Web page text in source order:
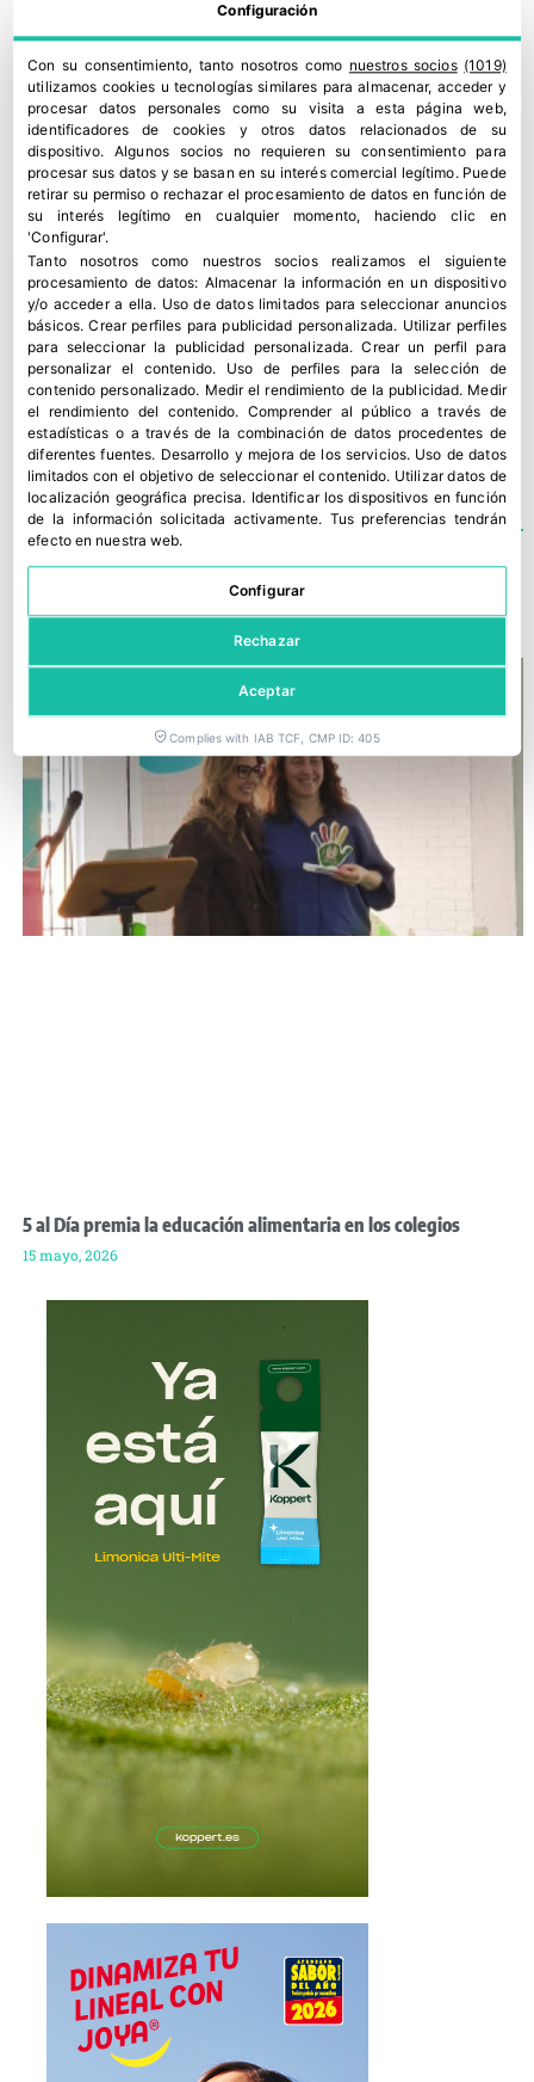
“5 al día” es una Asociación sin ánimo de lucro
cuyos objetivos son fomentar la mejora de los
hábitos alimentarios de los ciudadanos e
informar sobre los beneficios para la salud del
consumo de 5 raciones diarias entre frutas y
hortalizas. La Asociación cuenta con el apoyo y
el compromiso de productores de frutas y
hortalizas, cadenas de distribución,
organizaciones privadas, instituciones públicas,
colegios, etc.
5 AL DÍA , CELÍACOS , FACE
5 al Día premia la educación alimentaria en los colegios
15 mayo, 2026
Configuración
Con su consentimiento, tanto nosotros como nuestros socios (1019)
utilizamos cookies u tecnologías similares para almacenar, acceder y
procesar datos personales como su visita a esta página web,
identificadores de cookies y otros datos relacionados de su
dispositivo. Algunos socios no requieren su consentimiento para
procesar sus datos y se basan en su interés comercial legítimo. Puede
retirar su permiso o rechazar el procesamiento de datos en función de
su interés legítimo en cualquier momento, haciendo clic en
'Configurar'.
Tanto nosotros como nuestros socios realizamos el siguiente
procesamiento de datos: Almacenar la información en un dispositivo
y/o acceder a ella. Uso de datos limitados para seleccionar anuncios
básicos.Crear perfiles para publicidad personalizada. Utilizar perfiles
para seleccionar la publicidad personalizada.Crear un perfil para
personalizar el contenido. Uso de perfiles para la selección de
contenido personalizado. Medir el rendimiento de la publicidad. Medir
el rendimiento del contenido.Comprender al público a través de
estadísticas o a través de la combinación de datos procedentes de
diferentes fuentes. Desarrollo y mejora de los servicios. Uso de datos
limitados con el objetivo de seleccionar el contenido. Utilizar datos de
localización geográfica precisa. Identificar los dispositivos en función
de la información solicitada activamente. Tus preferencias tendrán
efecto en nuestra web.
Configurar
Rechazar
Aceptar
Complies with IAB TCF, CMP ID: 405